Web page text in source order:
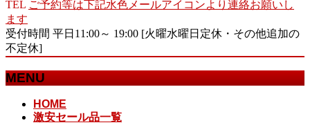
TEL ご予約等は下記水色メールアイコンより連絡お願いし
ます
受付時間 平日11:00～ 19:00 [火曜水曜日定休・その他追加の
不定休]
MENU
HOME
激安セール品一覧